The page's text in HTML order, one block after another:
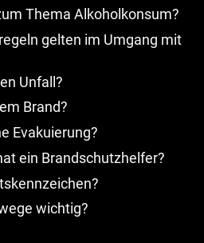
Thema Alkoholkonsum?
gelten im Umgang mit
Unfall?
Brand?
Evakuierung?
ein Brandschutzhelfer?
wichtig?